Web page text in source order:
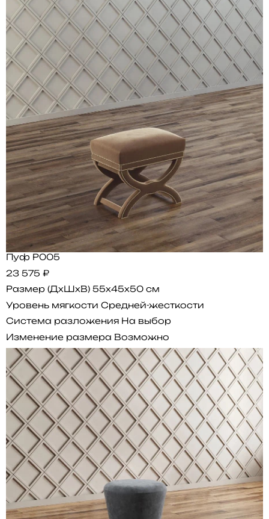
Пуф P005
23 575 ₽
Размер (ДхШхВ) 55x45x50 см
Уровень мягкости Средней-жесткости
Система разложения На выбор
Изменение размера Возможно